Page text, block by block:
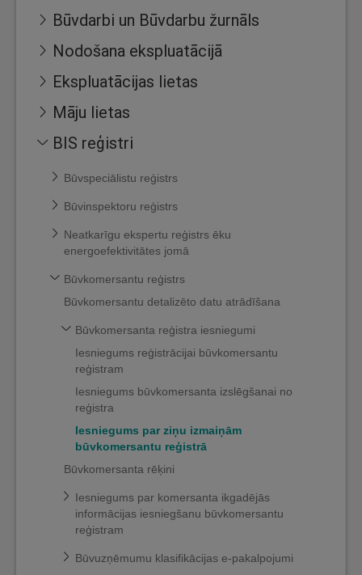
Būvdarbi un Būvdarbu žurnāls
Nodošana ekspluatācijā
Ekspluatācijas lietas
Māju lietas
BIS reģistri
Būvspeciālistu reģistrs
Būvinspektoru reģistrs
Neatkarīgu ekspertu reģistrs ēku
energoefektivitātes jomā
Būvkomersantu reģistrs
Būvkomersantu detalizēto datu atrādīšana
Būvkomersanta reģistra iesniegumi
Iesniegums reģistrācijai būvkomersantu
reģistram
Iesniegums būvkomersanta izslēgšanai no
reģistra
Iesniegums par ziņu izmaiņām
būvkomersantu reģistrā
Būvkomersanta rēķini
Iesniegums par komersanta ikgadējās
informācijas iesniegšanu būvkomersantu
reģistram
Būvuzņēmumu klasifikācijas e-pakalpojumi